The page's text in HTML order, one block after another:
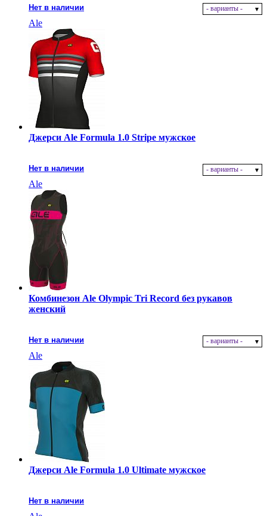
Нет в наличии - варианты -
Ale
Джерси Ale Formula 1.0 Stripe мужское
Нет в наличии - варианты -
Ale
Комбинезон Ale Olympic Tri Record без рукавов
женский
Нет в наличии - варианты -
Ale
Джерси Ale Formula 1.0 Ultimate мужское
Нет в наличии